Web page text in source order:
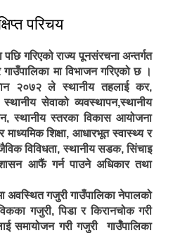
परिचय
गरिएको राज्य पूनसंरचना अन्तर्गत
मा विभाजन गरिएको छ ।
२०७२ ले स्थानीय तहलाई कर,
सेवाको व्यवस्थापन,स्थानीय
स्तरका विकास आयोजना
शिक्षा, आधारभूत स्वास्थ्य र
विविधता, स्थानीय सडक, सिंचाइ
शासन आफैं गर्न पाउने अधिकार तथा
अवस्थित गजुरी गाउँपालिका नेपालको
गजुरी, पिडा र किरानचोक गरी
समायोजन गरी गजुरी गार्उँपालिका